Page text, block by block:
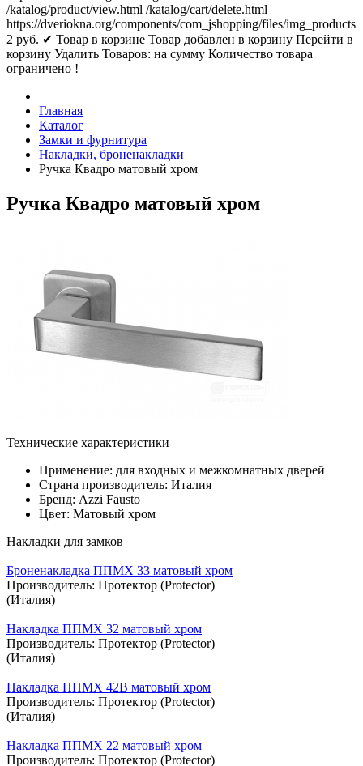
/katalog/product/view.html /katalog/cart/delete.html
https://dveriokna.org/components/com_jshopping/files/img_products
2 руб. ✔ Товар в корзине Товар добавлен в корзину Перейти в
корзину Удалить Товаров: на сумму Количество товара
ограничено !
Главная
Каталог
Замки и фурнитура
Накладки, броненакладки
Ручка Квадро матовый хром
Ручка Квадро матовый хром
Технические характеристики
Применение: для входных и межкомнатных дверей
Страна производитель: Италия
Бренд: Azzi Fausto
Цвет: Матовый хром
Накладки для замков
Броненакладка ППМХ 33 матовый хром
Производитель: Протектор (Protector)
(Италия)
Накладка ППМХ 32 матовый хром
Производитель: Протектор (Protector)
(Италия)
Накладка ППМХ 42В матовый хром
Производитель: Протектор (Protector)
(Италия)
Накладка ППМХ 22 матовый хром
Производитель: Протектор (Protector)